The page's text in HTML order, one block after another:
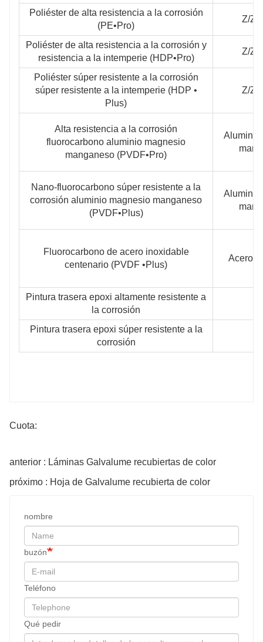
Poliéster de alta resistencia a la corrosión
(PE•Pro)
Z/
Poliéster de alta resistencia a la corrosión y
resistencia a la intemperie (HDP•Pro)
Z/
Poliéster súper resistente a la corrosión
súper resistente a la intemperie (HDP •
Plus)
Z/
Alta resistencia a la corrosión
fluorocarbono aluminio magnesio
manganeso (PVDF•Pro)
Aluminio
Nano-fluorocarbono súper resistente a la
corrosión aluminio magnesio manganeso
(PVDF•Plus)
Aluminio
Fluorocarbono de acero inoxidable
centenario (PVDF •Plus)
Acero
Pintura trasera epoxi altamente resistente a
la corrosión
Pintura trasera epoxi súper resistente a la
corrosión
Cuota:
anterior : Láminas Galvalume recubiertas de color
próximo : Hoja de Galvalume recubierta de color
nombre
buzón
Teléfono
Qué pedir